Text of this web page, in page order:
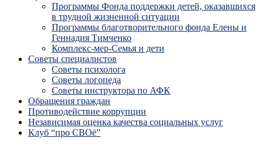
Программы Фонда поддержки детей, оказавшихся
в трудной жизненной ситуации
Программы благотворительного фонда Елены и
Геннадия Тимченко
Комплекс-мер-Семья и дети
Советы специалистов
Советы психолога
Советы логопеда
Советы инструктора по АФК
Обращения граждан
Противодействие коррупции
Независимая оценка качества социальных услуг
Клуб “про СВОё”